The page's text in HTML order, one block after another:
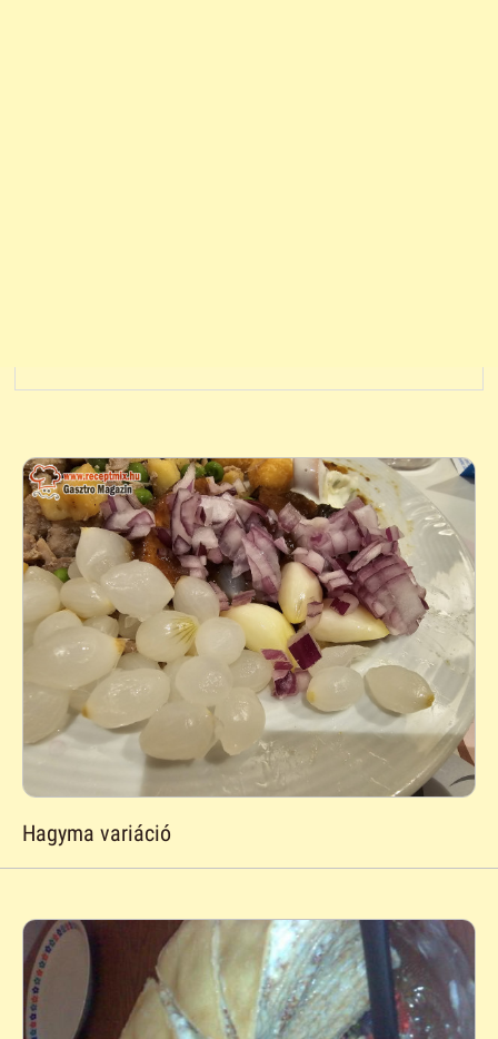
Hagyma variáció